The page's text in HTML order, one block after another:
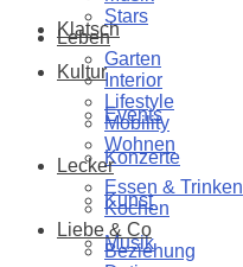
Klatsch
Kultur
Events
Konzerte
Kunst
Musik
Stars
Leben
Garten
Interior
Lifestyle
Mobility
Wohnen
Lecker
Essen & Trinken
Kochen
Liebe & Co
Beziehung